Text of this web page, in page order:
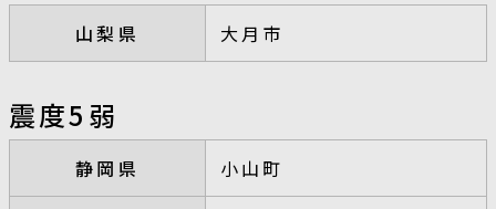
山梨県 大月市
震度5弱
静岡県 小山町